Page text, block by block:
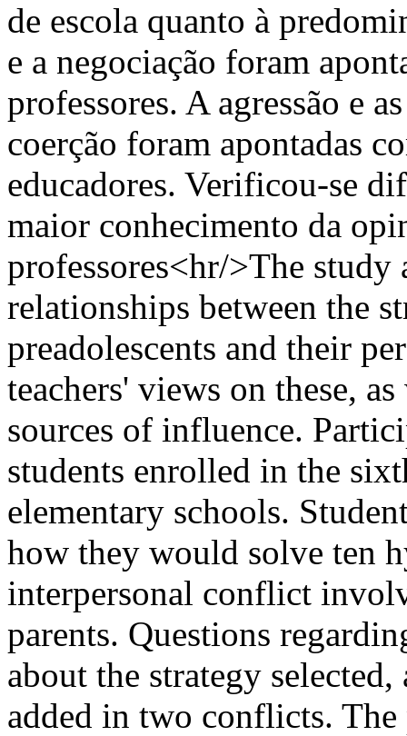
de escola quanto à
e a negociação foram
professores. A agressão e
coerção foram apontadas
educadores. Verificou-se
maior conhecimento da
professores<hr/>The
relationships between the
preadolescents and their
teachers' views on these,
sources of influence.
students enrolled in the
elementary schools.
how they would solve ten
interpersonal conflict
parents. Questions
about the strategy
added in two conflicts.